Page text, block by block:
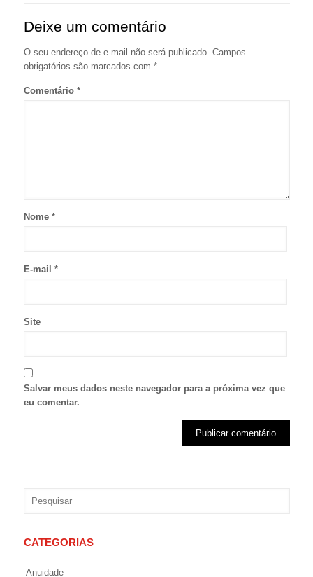
Deixe um comentário
O seu endereço de e-mail não será publicado. Campos
obrigatórios são marcados com *
Comentário *
Nome *
E-mail *
Site
Salvar meus dados neste navegador para a próxima vez que
eu comentar.
CATEGORIAS
Anuidade